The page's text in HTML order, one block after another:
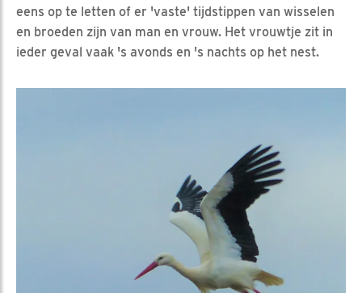
eens op te letten of er 'vaste' tijdstippen van wisselen
en broeden zijn van man en vrouw. Het vrouwtje zit in
ieder geval vaak 's avonds en 's nachts op het nest.